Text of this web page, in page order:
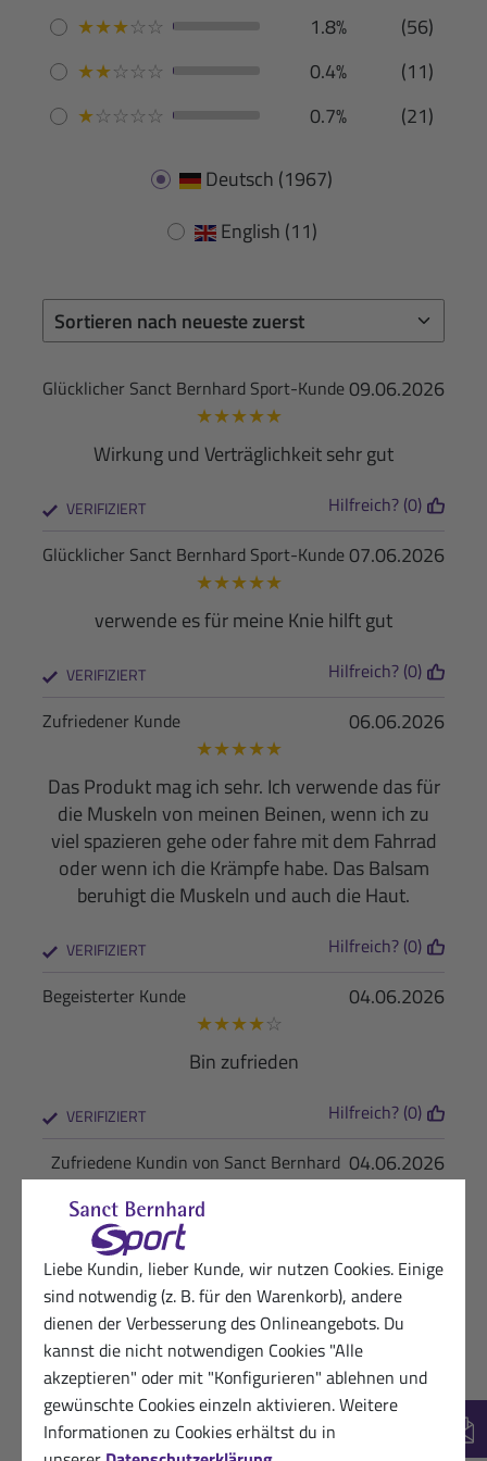
Liebe Kundin, lieber Kunde, wir nutzen Cookies. Einige
sind notwendig (z. B. für den Warenkorb), andere
dienen der Verbesserung des Onlineangebots. Du
kannst die nicht notwendigen Cookies "Alle
akzeptieren" oder mit "Konfigurieren" ablehnen und
gewünschte Cookies einzeln aktivieren. Weitere
Informationen zu Cookies erhältst du in
★★★☆☆ 1.8%
(56)
★★☆☆☆ 0.4%
(11)
★☆☆☆☆ 0.7% (21)
Deutsch (1967)
English (11)
09.06.2026
Glücklicher Sanct Bernhard Sport-Kunde
★★★★★
Wirkung und Verträglichkeit sehr gut
VERIFIZIERT Hilfreich? (0)
07.06.2026
Glücklicher Sanct Bernhard Sport-Kunde
★★★★★
verwende es für meine Knie hilft gut
VERIFIZIERT Hilfreich? (0)
06.06.2026
Zufriedener Kunde
★★★★★
Das Produkt mag ich sehr. Ich verwende das für
die Muskeln von meinen Beinen, wenn ich zu
viel spazieren gehe oder fahre mit dem Fahrrad
oder wenn ich die Krämpfe habe. Das Balsam
beruhigt die Muskeln und auch die Haut.
VERIFIZIERT Hilfreich? (0)
04.06.2026
Begeisterter Kunde
★★★★☆
Bin zufrieden
VERIFIZIERT Hilfreich? (0)
04.06.2026
Zufriedene Kundin von Sanct Bernhard
★
Hilft total bei schmerzen
VERIFIZIERT Hilfreich? (2)
04.06.2026
Kundin von Sanct Bernhard Sport
★☆☆☆☆
Auch hier gilt - wie kann ich mit etwas zufrieden
sein , wenn die Ware nicht geliefert wird